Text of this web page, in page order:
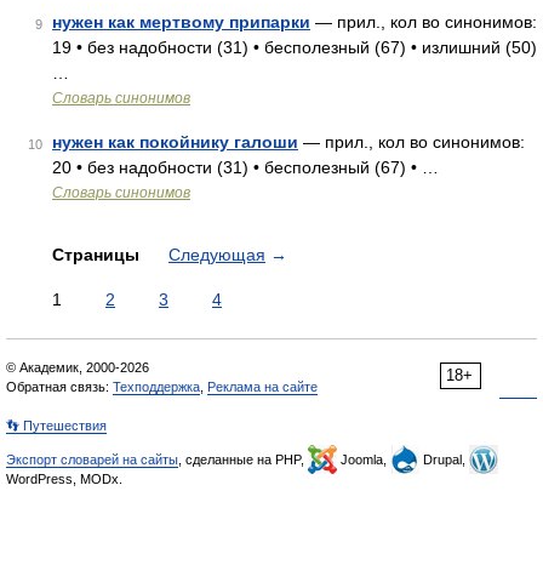
9 нужен как мертвому припарки — прил., кол во синонимов:
19 • без надобности (31) • бесполезный (67) • излишний (50)
Словарь синонимов
10 нужен как покойнику галоши — прил., кол во синонимов:
20 • без надобности (31) • бесполезный (67) • …
Словарь синонимов
Страницы Следующая →
1 2 3 4
18+
© Академик, 2000-2026
Обратная связь: Техподдержка Реклама на сайте
👣 Путешествия
Экспорт словарей на сайты , сделанные на PHP, Joomla,
Drupal,
WordPress, MODx.